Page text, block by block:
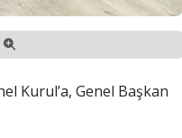
Kurul’a, Genel Başkan